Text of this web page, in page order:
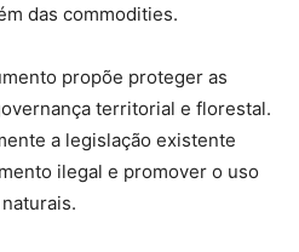
das commodities.
propõe proteger as
territorial e florestal.
a legislação existente
ilegal e promover o uso